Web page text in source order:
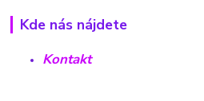
Kde nás nájdete
Kontakt